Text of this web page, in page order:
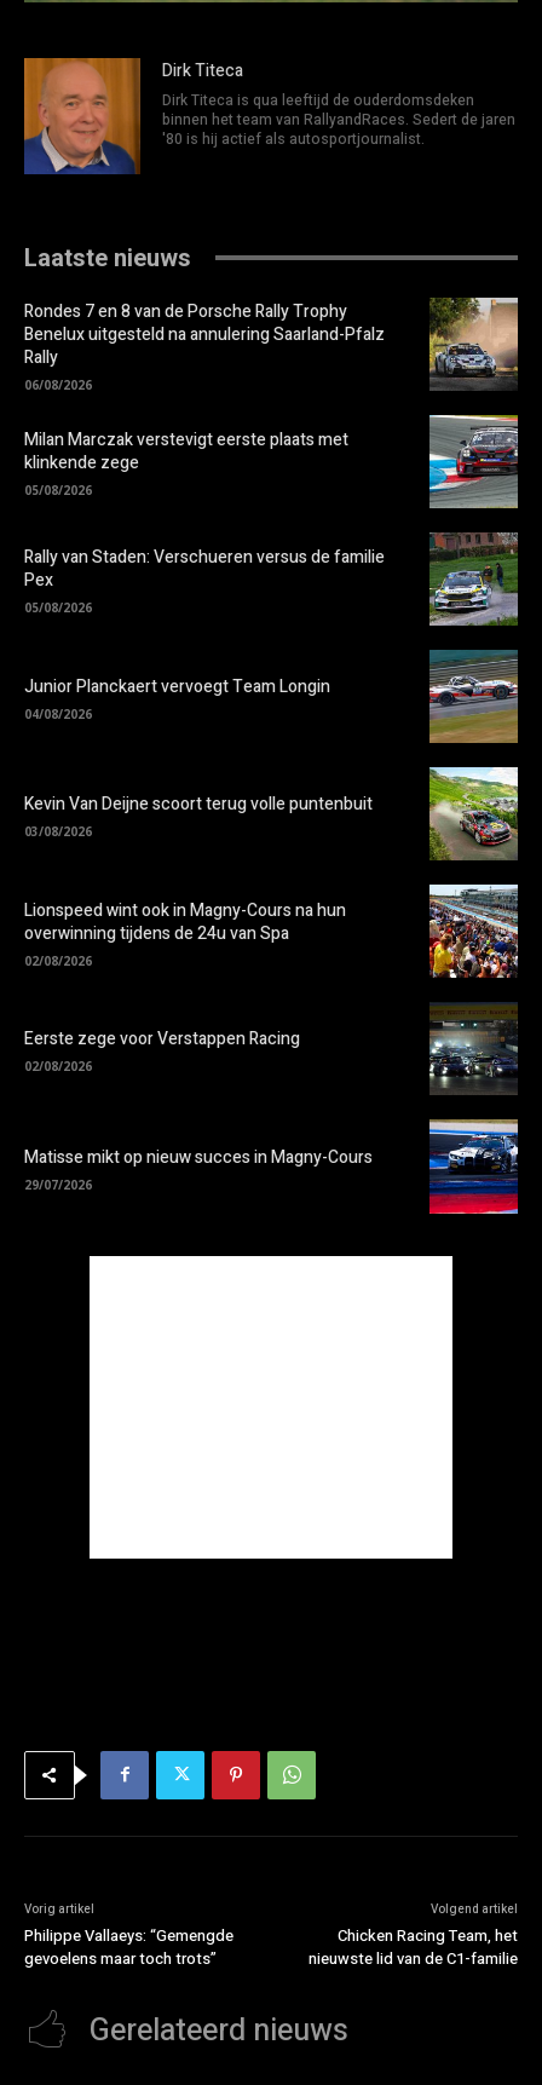
Dirk Titeca
Dirk Titeca is qua leeftijd de ouderdomsdeken
binnen het team van RallyandRaces. Sedert de jaren
'80 is hij actief als autosportjournalist.
Laatste nieuws
Rondes 7 en 8 van de Porsche Rally Trophy
Benelux uitgesteld na annulering Saarland-Pfalz
Rally
06/08/2026
Milan Marczak verstevigt eerste plaats met
klinkende zege
05/08/2026
Rally van Staden: Verschueren versus de familie
Pex
05/08/2026
Junior Planckaert vervoegt Team Longin
04/08/2026
Kevin Van Deijne scoort terug volle puntenbuit
03/08/2026
Lionspeed wint ook in Magny-Cours na hun
overwinning tijdens de 24u van Spa
02/08/2026
Eerste zege voor Verstappen Racing
02/08/2026
Matisse mikt op nieuw succes in Magny-Cours
29/07/2026
Vorig artikel
Philippe Vallaeys: “Gemengde
gevoelens maar toch trots”
Volgend artikel
Chicken Racing Team, het
nieuwste lid van de C1-familie
Gerelateerd nieuws